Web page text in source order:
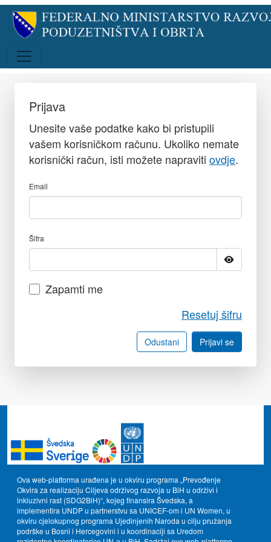
Prijava
Unesite vaše podatke kako bi pristupili
vašem korisničkom računu. Ukoliko nemate
korisnički račun, isti možete napraviti ovdje.
Email
Šifra
Zapamti me
Resetuj šifru
Odustani Prijavi se
Ova web-platforma urađena je u okviru programa „Prevođenje
Okvira za realizaciju Ciljeva održivog razvoja u BiH u održivi i
inkluzivni rast (SDG2BiH)“, kojeg finansira Švedska, a
implementira UNDP u partnerstvu sa UNICEF-om i UN Women, u
okviru cjelokupnog programa Ujedinjenih Naroda u cilju pružanja
podrške u Bosni i Hercegovini i u koordinaciji sa Uredom